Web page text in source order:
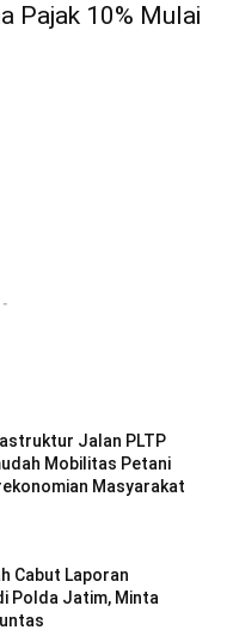
Pajak 10% Mulai
-
Jalan PLTP
Mobilitas Petani
Masyarakat
Cabut Laporan
Polda Jatim, Minta